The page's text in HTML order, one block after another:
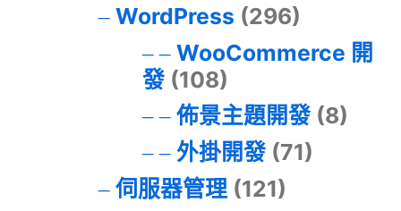
WordPress (296)
WooCommerce 開
發(108)
佈景主題開發(8)
外掛開發(71)
伺服器管理(121)